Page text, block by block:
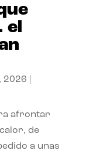
el
2026
afrontar
de
a unas